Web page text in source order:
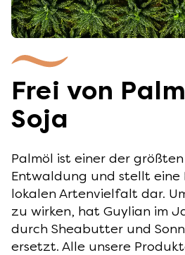
Frei von
Soja
Palmöl ist einer der
Entwaldung und stellt eine
lokalen Artenvielfalt dar.
zu wirken, hat Guylian im
durch Sheabutter und
ersetzt. Alle unsere